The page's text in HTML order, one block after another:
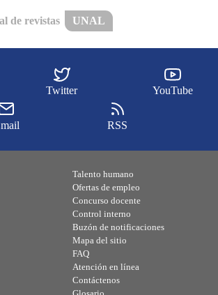
de revistas UNAL
Twitter YouTube
RSS
Talento humano
Ofertas de empleo
Concurso docente
Control interno
Buzón de notificaciones
Mapa del sitio
FAQ
Atención en línea
Contáctenos